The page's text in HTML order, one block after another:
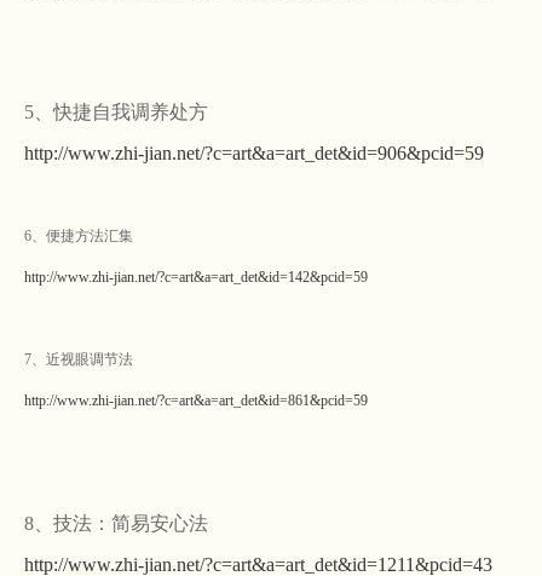
5、快捷自我调养处方
http://www.zhi-jian.net/?c=art&a=art_det&id=906&pcid=59
6、便捷方法汇集
http://www.zhi-jian.net/?c=art&a=art_det&id=142&pcid=59
7、近视眼调节法
http://www.zhi-jian.net/?c=art&a=art_det&id=861&pcid=59
8、技法：简易安心法
http://www.zhi-jian.net/?c=art&a=art_det&id=1211&pcid=43